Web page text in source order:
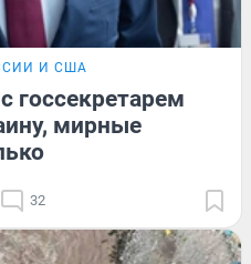
И США
госсекретарем
мирные
32